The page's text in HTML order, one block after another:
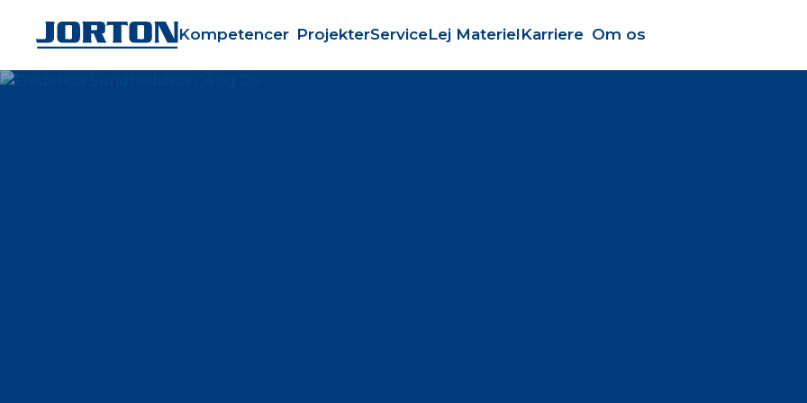
Kompetencer ProjekterServiceLej MaterielKarriere Om os